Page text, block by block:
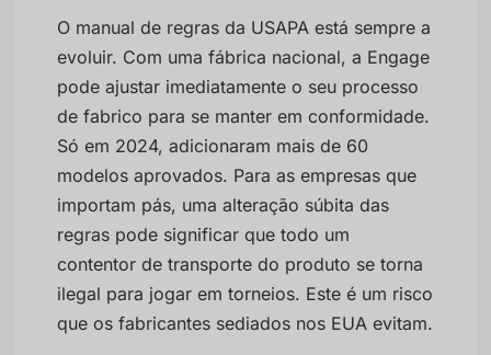
O manual de regras da USAPA está sempre a
evoluir. Com uma fábrica nacional, a Engage
pode ajustar imediatamente o seu processo
de fabrico para se manter em conformidade.
Só em 2024, adicionaram mais de 60
modelos aprovados. Para as empresas que
importam pás, uma alteração súbita das
regras pode significar que todo um
contentor de transporte do produto se torna
ilegal para jogar em torneios. Este é um risco
que os fabricantes sediados nos EUA evitam.